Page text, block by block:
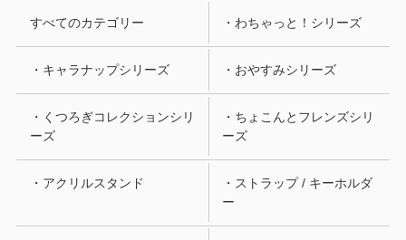
すべてのカテゴリー ・わちゃっと！シリーズ
・キャラナップシリーズ ・おやすみシリーズ
・くつろぎコレクションシリ
ーズ
・ちょこんとフレンズシリ
ーズ
・アクリルスタンド
・ストラップ / キーホルダ
ー